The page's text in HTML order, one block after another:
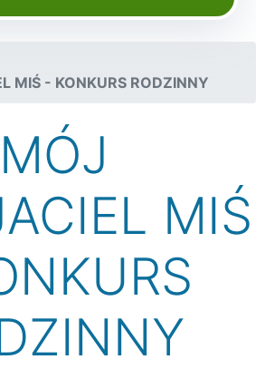
MIŚ - KONKURS RODZINNY
MÓJ
MIŚ